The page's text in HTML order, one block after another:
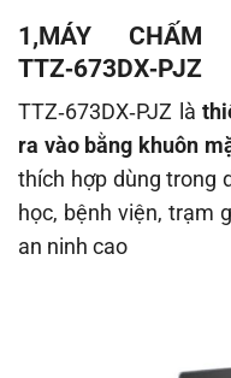
1,MÁY CHẤM
TTZ‑673DX‑PJZ
TTZ‑673DX‑PJZ là
ra vào bằng khuôn
thích hợp dùng trong
học, bệnh viện, trạm
an ninh cao